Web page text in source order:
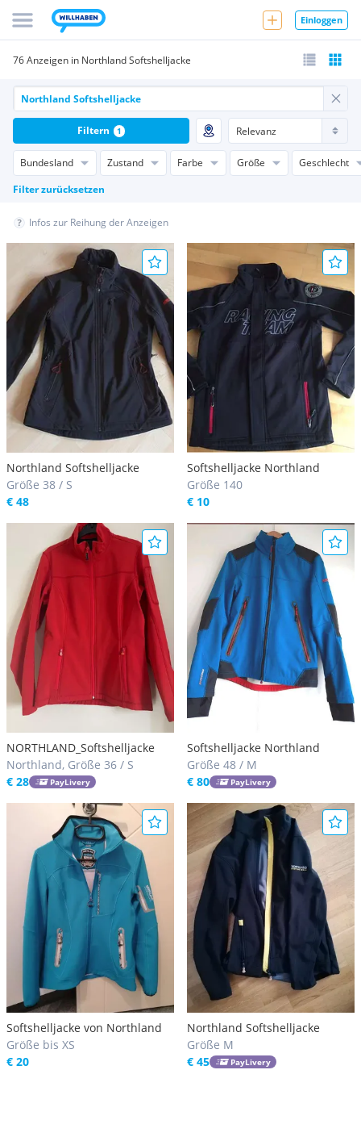
Einloggen
76 Anzeigen in Northland Softshelljacke
Bundesland Zustand Farbe Größe
Geschlecht
Filter zurücksetzen
Filtern 1
Infos zur Reihung der Anzeigen
Northland Softshelljacke
Größe 38 / S
€ 48
Softshelljacke Northland
Größe 140
€ 10
NORTHLAND_Softshelljacke
Northland, Größe 36 / S
€ 28
PayLivery
Softshelljacke Northland
Größe 48 / M
€ 80
PayLivery
Softshelljacke von Northland
Größe bis XS
€ 20
Northland Softshelljacke
Größe M
€ 45
PayLivery